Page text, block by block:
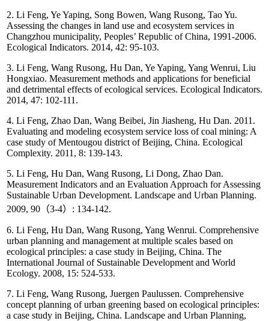
2. Li Feng, Ye Yaping, Song Bowen, Wang Rusong, Tao Yu.
Assessing the changes in land use and ecosystem services in
Changzhou municipality, Peoples’ Republic of China, 1991-2006.
Ecological Indicators. 2014, 42: 95-103.
3. Li Feng, Wang Rusong, Hu Dan, Ye Yaping, Yang Wenrui, Liu
Hongxiao. Measurement methods and applications for beneficial
and detrimental effects of ecological services. Ecological Indicators.
2014, 47: 102-111.
4. Li Feng, Zhao Dan, Wang Beibei, Jin Jiasheng, Hu Dan. 2011.
Evaluating and modeling ecosystem service loss of coal mining: A
case study of Mentougou district of Beijing, China. Ecological
Complexity. 2011, 8: 139-143.
5. Li Feng, Hu Dan, Wang Rusong, Li Dong, Zhao Dan.
Measurement Indicators and an Evaluation Approach for Assessing
Sustainable Urban Development. Landscape and Urban Planning.
2009, 90（3-4）: 134-142.
6. Li Feng, Hu Dan, Wang Rusong, Yang Wenrui. Comprehensive
urban planning and management at multiple scales based on
ecological principles: a case study in Beijing, China. The
International Journal of Sustainable Development and World
Ecology. 2008, 15: 524-533.
7. Li Feng, Wang Rusong, Juergen Paulussen. Comprehensive
concept planning of urban greening based on ecological principles:
a case study in Beijing, China. Landscape and Urban Planning,